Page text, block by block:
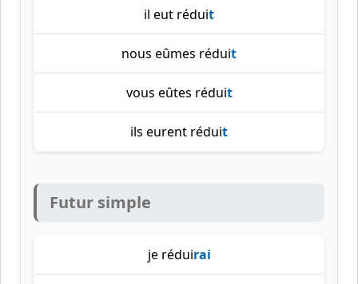
il eut réduit
nous eûmes réduit
vous eûtes réduit
ils eurent réduit
Futur simple
je réduirai